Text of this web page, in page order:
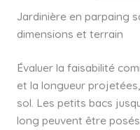
Jardinière en parpaing
dimensions et terrain
Évaluer la faisabilité
et la longueur
sol. Les petits bacs
long peuvent être posés